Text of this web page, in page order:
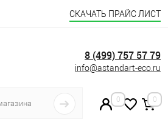
СКАЧАТЬ ПРАЙС ЛИСТ
8 (499) 757 57 79
info@astandart-eco.ru
0 0